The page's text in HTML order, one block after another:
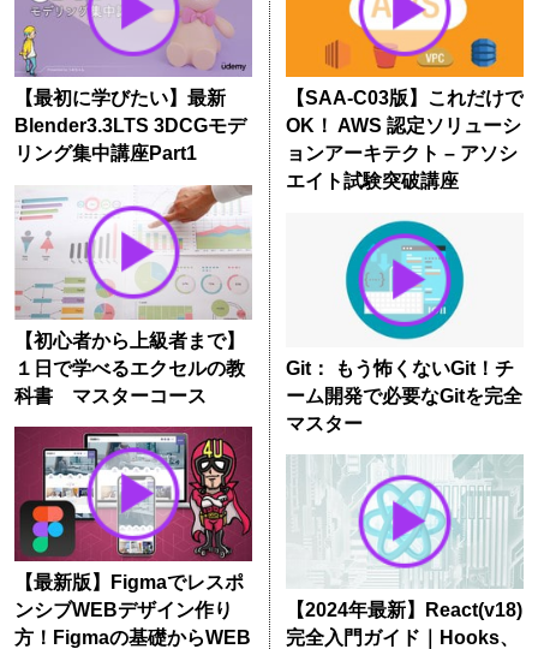
【最初に学びたい】最新
Blender3.3LTS 3DCGモデ
リング集中講座Part1
【初心者から上級者まで】
１日で学べるエクセルの教
科書 マスターコース
【最新版】Figmaでレスポ
ンシブWEBデザイン作り
方！Figmaの基礎からWEB
【SAA-C03版】これだけで
OK！ AWS 認定ソリューシ
ョンアーキテクト – アソシ
エイト試験突破講座
Git： もう怖くないGit！チ
ーム開発で必要なGitを完全
マスター
【2024年最新】React(v18)
完全入門ガイド｜Hooks、